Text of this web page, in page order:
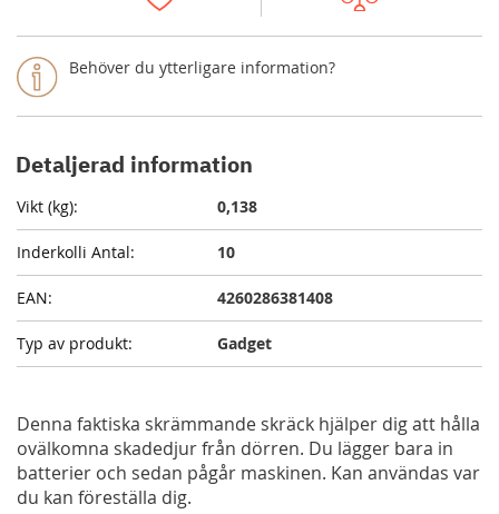
Behöver du ytterligare information?
Detaljerad information
0,138
10
4260286381408
Gadget
Denna faktiska skrämmande skräck hjälper dig att hålla
ovälkomna skadedjur från dörren. Du lägger bara in
batterier och sedan pågår maskinen. Kan användas var
du kan föreställa dig.